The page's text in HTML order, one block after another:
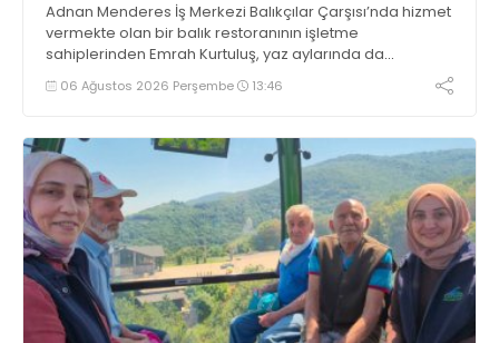
Adnan Menderes İş Merkezi Balıkçılar Çarşısı’nda hizmet
vermekte olan bir balık restoranının işletme
sahiplerinden Emrah Kurtuluş, yaz aylarında da
tezgahlarda taze balık bulunduğunu ifade ederek “Yıl
boyunca tezgahlarda taze balık bulmak mümkün
06 Ağustos 2026 Perşembe 13:46